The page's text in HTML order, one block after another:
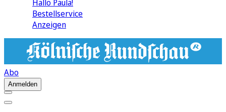
Hallo Paula!
Bestellservice
Anzeigen
Abo
Anmelden